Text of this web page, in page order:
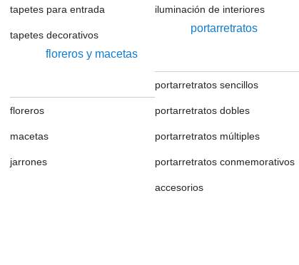
tapetes para entrada
tapetes decorativos
floreros y macetas
floreros
macetas
jarrones
iluminación de interiores
portarretratos
portarretratos sencillos
portarretratos dobles
portarretratos múltiples
portarretratos conmemorativos
accesorios